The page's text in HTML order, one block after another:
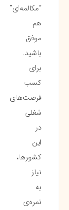
“مکالمه‌ای”
هم
موفق
باشید.
برای
کسب
فرصت‌های
شغلی
در
این
کشورها،
نیاز
به
نمره‌ی